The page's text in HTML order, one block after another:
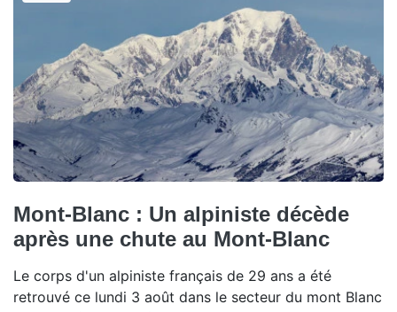
Mont-Blanc : Un alpiniste décède
après une chute au Mont-Blanc
Le corps d'un alpiniste français de 29 ans a été
retrouvé ce lundi 3 août dans le secteur du mont Blanc